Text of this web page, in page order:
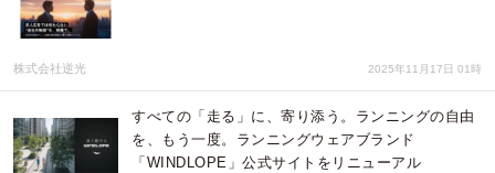
株式会社逆光 2025年11月17日 01時
すべての「走る」に、寄り添う。ランニングの自由
を、もう一度。ランニングウェアブランド
「WINDLOPE」公式サイトをリニューアル